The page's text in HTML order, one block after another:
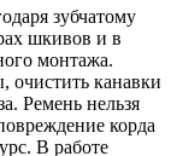
зубчатому
шкивов и в
монтажа.
очистить канавки
Ремень нельзя
корда
В работе